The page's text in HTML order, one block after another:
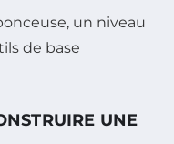
un niveau
de base
UNE